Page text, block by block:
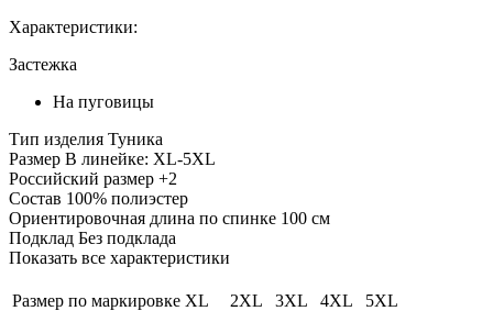
Характеристики:
Застежка
На пуговицы
Тип изделия Туника
Размер В линейке: XL-5XL
Российский размер +2
Состав 100% полиэстер
Ориентировочная длина по спинке 100 см
Подклад Без подклада
Показать все характеристики
Размер по маркировке XL 2XL 3XL 4XL
5XL